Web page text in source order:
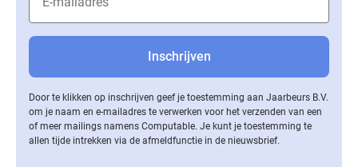
Door te klikken op inschrijven geef je toestemming aan Jaarbeurs B.V.
om je naam en e-mailadres te verwerken voor het verzenden van een
of meer mailings namens Computable. Je kunt je toestemming te
allen tijde intrekken via de af­meld­func­tie in de nieuwsbrief.